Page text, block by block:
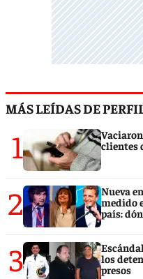
MÁS LEÍDAS DE
1
clientes
2
Nueva
medido
país:
3
los
presos